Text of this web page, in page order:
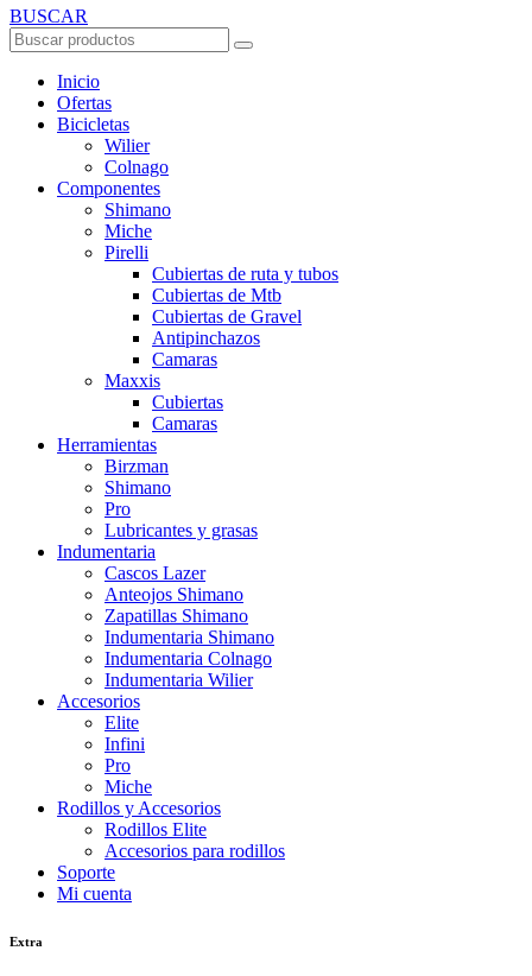
BUSCAR
Inicio
Ofertas
Bicicletas
Wilier
Colnago
Componentes
Shimano
Miche
Pirelli
Cubiertas de ruta y tubos
Cubiertas de Mtb
Cubiertas de Gravel
Antipinchazos
Camaras
Maxxis
Cubiertas
Camaras
Herramientas
Birzman
Shimano
Pro
Lubricantes y grasas
Indumentaria
Cascos Lazer
Anteojos Shimano
Zapatillas Shimano
Indumentaria Shimano
Indumentaria Colnago
Indumentaria Wilier
Accesorios
Elite
Infini
Pro
Miche
Rodillos y Accesorios
Rodillos Elite
Accesorios para rodillos
Soporte
Mi cuenta
Extra